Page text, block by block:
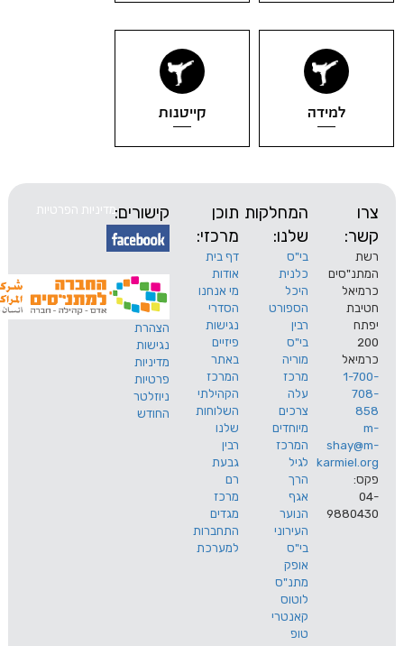
המחלקות
שלנו:
בי"ס
כלנית
היכל
הספורט
רבין
בי"ס
מוריה
מרכז
עלה
צרכים
מיוחדים
המרכז
לגיל
הרך
אגף
הנוער
תוכן
מרכזי:
דף בית
אודות
מי אנחנו
הסדרי
נגישות
פיזיים
באתר
המרכז
הקהילתי
השלוחות
שלנו
רבין
גבעת
רם
מרכז
מגדים
התחברות
למערכת
קישורים:
הצהרת
נגישות
מדיניות
פרטיות
ניוזלטר
החודש
מדיניות הפרטיות